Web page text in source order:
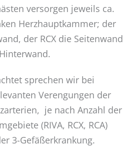
versorgen jeweils ca.
Herzhauptkammer; der
der RCX die Seitenwand
sprechen wir bei
Verengungen der
je nach Anzahl der
(RIVA, RCX, RCA)
3-Gefäßerkrankung.